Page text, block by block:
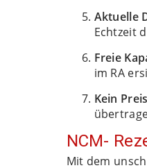
Aktuelle
Echtzeit
Freie
im RA
Kein
NCM-
Mit dem